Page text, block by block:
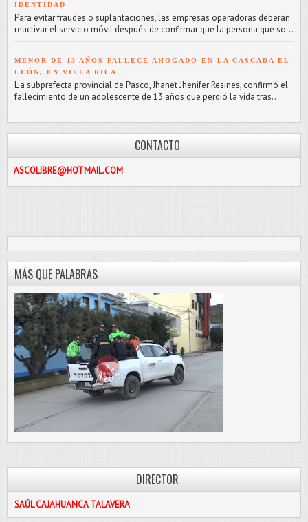
IDENTIDAD
Para evitar fraudes o suplantaciones, las empresas operadoras deberán
reactivar el servicio móvil después de confirmar que la persona que so...
MENOR DE 13 AÑOS FALLECE AHOGADO EN LA CASCADA EL
LEÓN, EN VILLA RICA
L a subprefecta provincial de Pasco, Jhanet Jhenifer Resines, confirmó el
fallecimiento de un adolescente de 13 años que perdió la vida tras...
CONTACTO
MÁS QUE PALABRAS
DIRECTOR
SAÚL CAJAHUANCA TALAVERA